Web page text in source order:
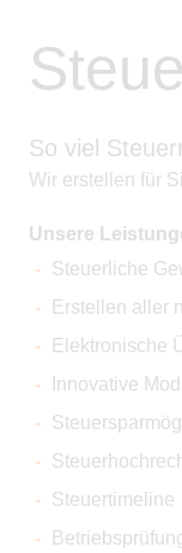
So viel
Wir erstellen für
Unsere
Steuerliche
Erstellen aller
Elektronische
Innovative
Steuertimeline